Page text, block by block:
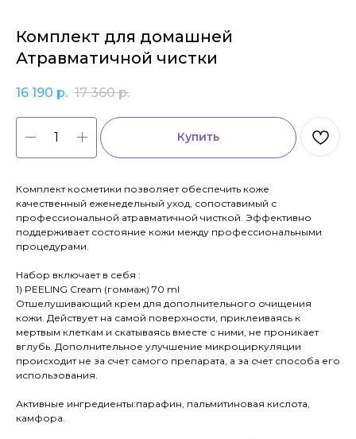
Комплект для домашней
Атравматичной чистки
16 190 р. 17 360 р.
Купить
Комплект косметики позволяет обеспечить коже
качественный еженедельный уход, сопоставимый с
профессиональной атравматичной чисткой. Эффективно
поддерживает состояние кожи между профессиональными
процедурами.
Набор включает в себя :
1) PEELING Cream (гоммаж) 70 ml
Отшелушивающий крем для дополнительного очищения
кожи. Действует на самой поверхности, приклеиваясь к
мертвым клеткам и скатываясь вместе с ними, не проникает
вглубь. Дополнительное улучшение микроциркуляции
происходит не за счет самого препарата, а за счет способа его
использования.
Активные ингредиенты:парафин, пальмитиновая кислота,
камфора.